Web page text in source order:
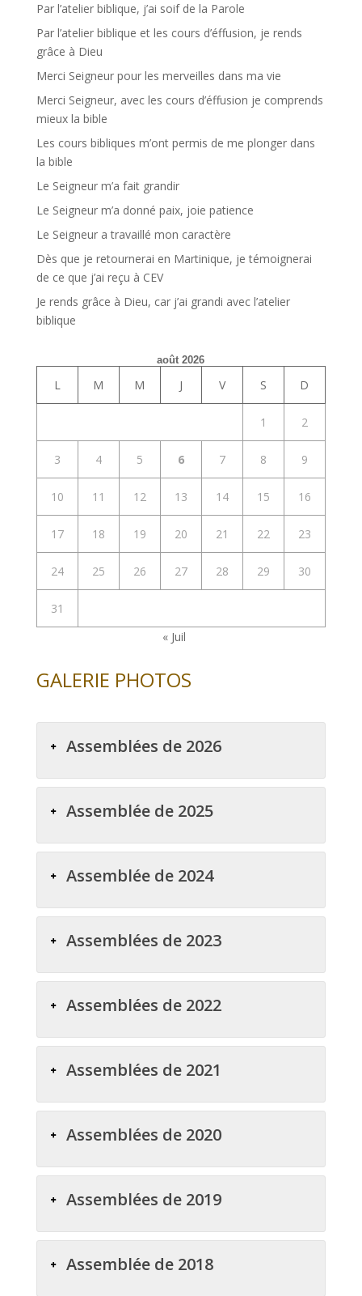
Par l’atelier biblique, j’ai soif de la Parole
Par l’atelier biblique et les cours d’éffusion, je rends
grâce à Dieu
Merci Seigneur pour les merveilles dans ma vie
Merci Seigneur, avec les cours d’éffusion je comprends
mieux la bible
Les cours bibliques m’ont permis de me plonger dans
la bible
Le Seigneur m’a fait grandir
Le Seigneur m’a donné paix, joie patience
Le Seigneur a travaillé mon caractère
Dès que je retournerai en Martinique, je témoignerai
de ce que j’ai reçu à CEV
Je rends grâce à Dieu, car j’ai grandi avec l’atelier
biblique
août 2026
L M M J V S D
1 2
3 4 5 6 7 8 9
10 11 12 13 14 15 16
17 18 19 20 21 22 23
24 25 26 27 28 29 30
31
« Juil
GALERIE PHOTOS
Assemblées de 2026
Assemblée de 2025
Assemblée de 2024
Assemblées de 2023
Assemblées de 2022
Assemblées de 2021
Assemblées de 2020
Assemblées de 2019
Assemblée de 2018